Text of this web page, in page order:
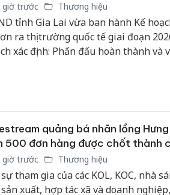
giờ trước Thương hiệu
tỉnh Gia Lai vừa ban hành Kế
ra thị trường quốc tế giai đoạn
xác định: Phấn đấu hoàn thành và
quảng bá nhãn lồng
500 đơn hàng được chốt thành
giờ trước Thương hiệu
tham gia của các KOL, KOC, nhà
xuất, hợp tác xã và doanh